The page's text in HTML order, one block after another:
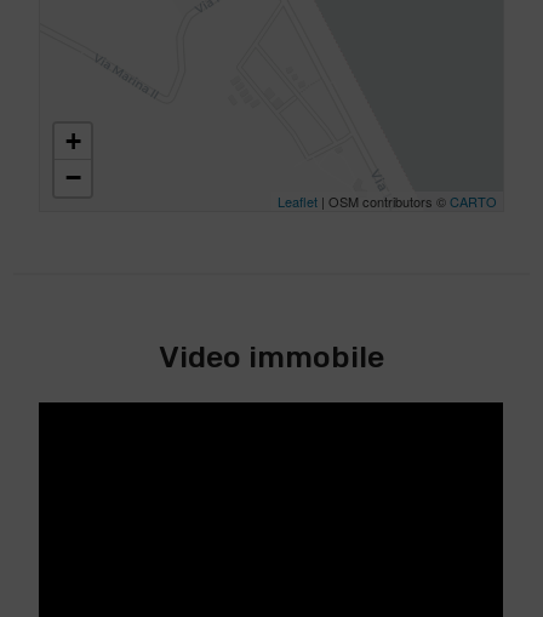
+
−
Leaflet| OSM contributors ©CARTO
Video immobile